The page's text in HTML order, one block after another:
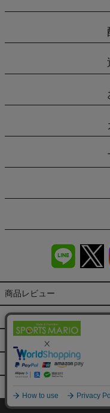
商品レビュー
会社概要（HP）
特定商取引法に基づく表示